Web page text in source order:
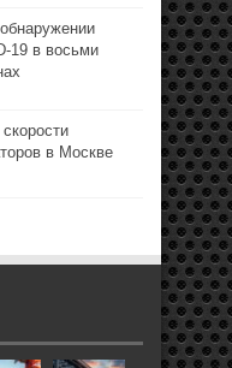
19 в восьми
в Москве